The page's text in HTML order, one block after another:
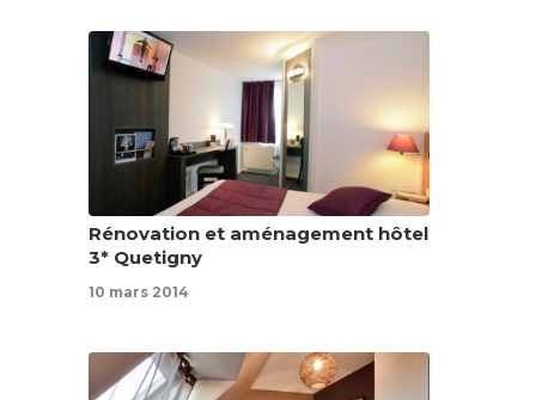
Rénovation et aménagement hôtel
3* Quetigny
10 mars 2014